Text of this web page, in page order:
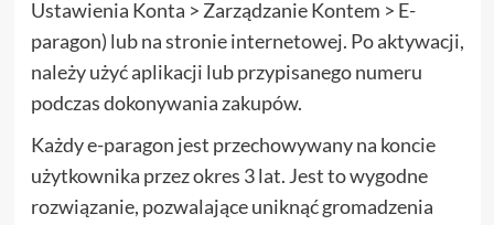
Ustawienia Konta > Zarządzanie Kontem > E-
paragon) lub na stronie internetowej. Po aktywacji,
należy użyć aplikacji lub przypisanego numeru
podczas dokonywania zakupów.
Każdy e-paragon jest przechowywany na koncie
użytkownika przez okres 3 lat. Jest to wygodne
rozwiązanie, pozwalające uniknąć gromadzenia